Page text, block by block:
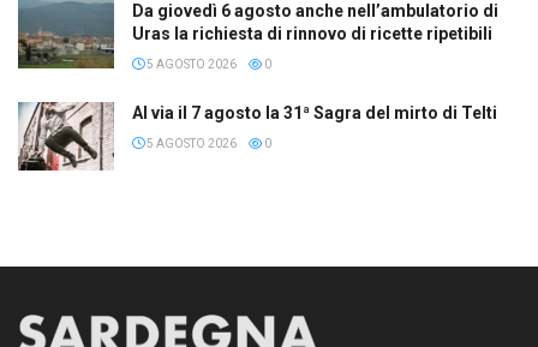
Da giovedì 6 agosto anche nell’ambulatorio di
Uras la richiesta di rinnovo di ricette ripetibili
5 AGOSTO 2026 0
Al via il 7 agosto la 31ª Sagra del mirto di Telti
5 AGOSTO 2026 0